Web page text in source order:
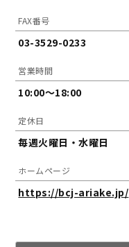
FAX番号
03-3529-0233
営業時間
10:00～18:00
定休日
毎週火曜日・水曜日
ホームページ
https://bcj-ariake.jp/